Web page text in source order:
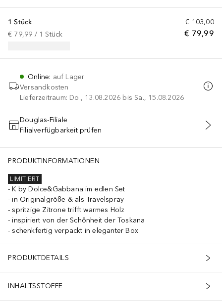
€ 103,00
€ 79,99
1 Stück
€ 79,99 / 1 Stück
Online: auf Lager
Versandkosten
Lieferzeitraum: Do., 13.08.2026 bis Sa., 15.08.2026
IN DEN WARENKORB
Douglas-Filiale
Filialverfügbarkeit prüfen
PRODUKTINFORMATIONEN
LIMITIERT
K by Dolce&Gabbana im edlen Set
in Originalgröße & als Travelspray
spritzige Zitrone trifft warmes Holz
inspiriert von der Schönheit der Toskana
schenkfertig verpackt in eleganter Box
PRODUKTDETAILS
INHALTSSTOFFE